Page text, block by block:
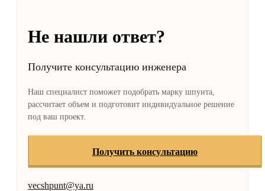
Не нашли ответ?
Получите консультацию инженера
Наш специалист поможет подобрать марку шпунта,
рассчитает объем и подготовит индивидуальное решение
под ваш проект.
Получить консультацию
vecshpunt@ya.ru